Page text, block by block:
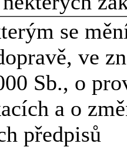
se
ve
Sb., o
a o
předpisů